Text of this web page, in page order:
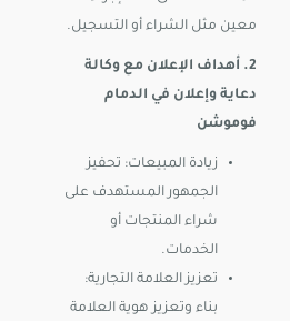
معين مثل الشراء أو التسجيل.
2. أهداف الإعلان مع وكالة
دعاية وإعلان في الدمام
فوموشن
زيادة المبيعات: تحفيز
الجمهور المستهدف على
شراء المنتجات أو
الخدمات.
تعزيز العلامة التجارية:
بناء وتعزيز هوية العلامة